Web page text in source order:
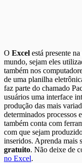
O Excel está presente
mundo, sejam eles
também nos
de uma planilha
faz parte do chamado
usuários uma interface
produção das mais
determinados processos
também conta com
com que sejam
inseridos. Aprenda mais
gratuito. Não deixe de
no Excel.